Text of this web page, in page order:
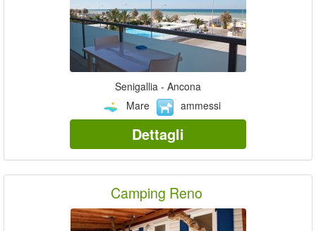
Senigallia - Ancona
Mare
ammessi
Dettagli
Camping Reno